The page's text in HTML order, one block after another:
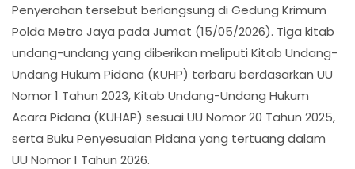
Penyerahan tersebut berlangsung di Gedung Krimum
Polda Metro Jaya pada Jumat (15/05/2026). Tiga kitab
undang-undang yang diberikan meliputi Kitab Undang-
Undang Hukum Pidana (KUHP) terbaru berdasarkan UU
Nomor 1 Tahun 2023, Kitab Undang-Undang Hukum
Acara Pidana (KUHAP) sesuai UU Nomor 20 Tahun 2025,
serta Buku Penyesuaian Pidana yang tertuang dalam
UU Nomor 1 Tahun 2026.